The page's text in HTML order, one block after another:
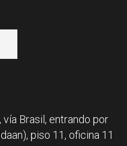
Brasil, entrando por
piso 11, oficina 11